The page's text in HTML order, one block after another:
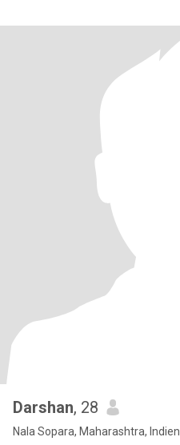
Darshan, 28
Nala Sopara, Maharashtra, Indien